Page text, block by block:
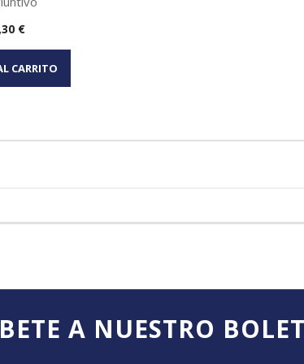
rápida
€
CARRITO
A NUESTRO